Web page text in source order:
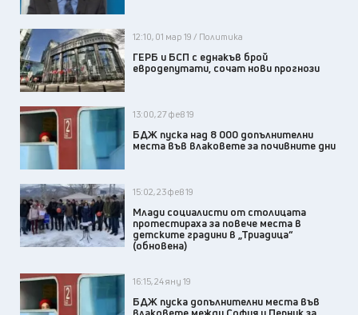
12:10, 01 мар 19 / Политика
ГЕРБ и БСП с еднакъв брой
евродепутати, сочат нови прогнози
13:00, 27 фев 19
БДЖ пуска над 8 000 допълнителни
места във влаковете за почивните дни
15:02, 23 фев 19
Млади социалисти от столицата
протестираха за повече места в
детските градини в „Триадица“
(обновена)
16:15, 24 яну 19
БДЖ пуска допълнителни места във